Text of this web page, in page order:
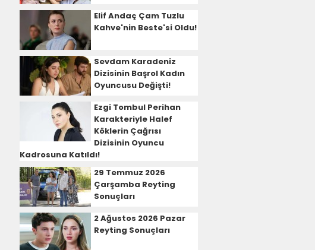
Elif Andaç Çam Tuzlu
Kahve'nin Beste'si Oldu!
Sevdam Karadeniz
Dizisinin Başrol Kadın
Oyuncusu Değişti!
Ezgi Tombul Perihan
Karakteriyle Halef
Köklerin Çağrısı
Dizisinin Oyuncu
Kadrosuna Katıldı!
29 Temmuz 2026
Çarşamba Reyting
Sonuçları
2 Ağustos 2026 Pazar
Reyting Sonuçları